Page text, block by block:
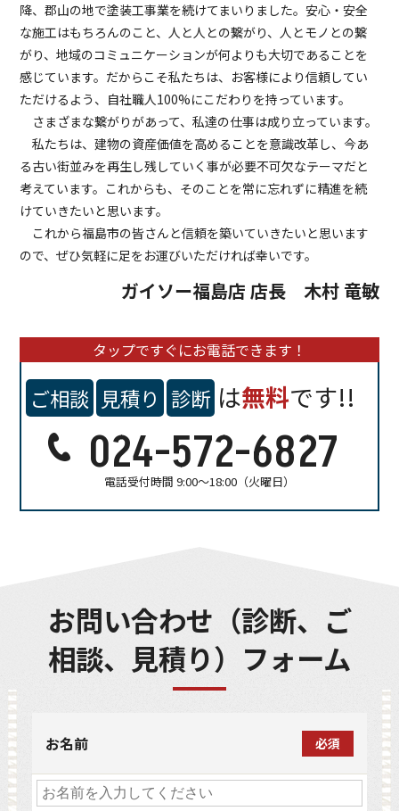
降、郡山の地で塗装工事業を続けてまいりました。安心・安全
な施工はもちろんのこと、人と人との繋がり、人とモノとの繋
がり、地域のコミュニケーションが何よりも大切であることを
感じています。だからこそ私たちは、お客様により信頼してい
ただけるよう、自社職人100%にこだわりを持っています。
さまざまな繋がりがあって、私達の仕事は成り立っています。
私たちは、建物の資産価値を高めることを意識改革し、今あ
る古い街並みを再生し残していく事が必要不可欠なテーマだと
考えています。これからも、そのことを常に忘れずに精進を続
けていきたいと思います。
これから福島市の皆さんと信頼を築いていきたいと思います
ので、ぜひ気軽に足をお運びいただければ幸いです。
ガイソー福島店 店長 木村 竜敏
タップですぐにお電話できます！
ご相談 見積り 診断 は無料です!!
024-572-6827
電話受付時間 9:00～18:00（火曜日）
お問い合わせ（診断、ご
相談、見積り）フォーム
お名前 必須